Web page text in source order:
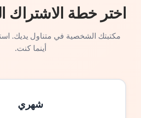
اختر خطة الاشتراك
مكتبتك الشخصية في متناول يديك.
أينما كنت.
شهري